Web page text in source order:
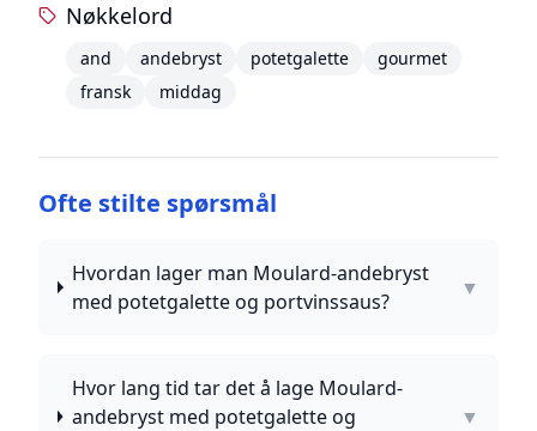
Nøkkelord
and andebryst potetgalette
gourmet
fransk
middag
Ofte stilte spørsmål
Hvordan lager man Moulard-andebryst
med potetgalette og portvinssaus?
▼
Hvor lang tid tar det å lage Moulard-
andebryst med potetgalette og
▼